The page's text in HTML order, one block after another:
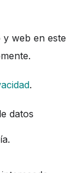
web en este
.
datos